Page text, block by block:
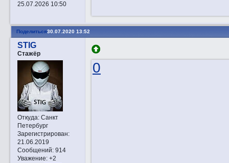
25.07.2026 10:50
Поделиться30.07.2020 13:52
STIG
Стажёр
Откуда:Санкт
Петербург
Зарегистрирован:
21.06.2019
Сообщений:914
Уважение: +2
0